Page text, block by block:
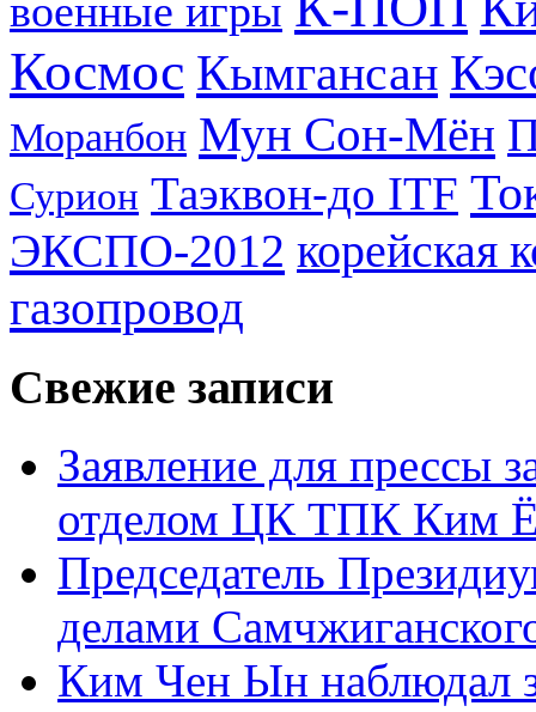
военные игры
Космос Кымгансан
Моранбон Мун Сон-Мён
Сурион Таэквон-до ITF
ЭКСПО-2012 корейская
газопровод
Свежие записи
Заявление для прессы
отделом ЦК ТПК Ким
Председатель
делами
Ким Чен Ын наблюдал